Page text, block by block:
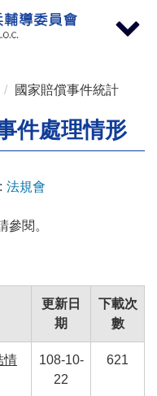
Toggle
國家賠償事件統計
件處理情形
法規會
參閱。
更新日
期
下載次
數
情
108-10-
22
621